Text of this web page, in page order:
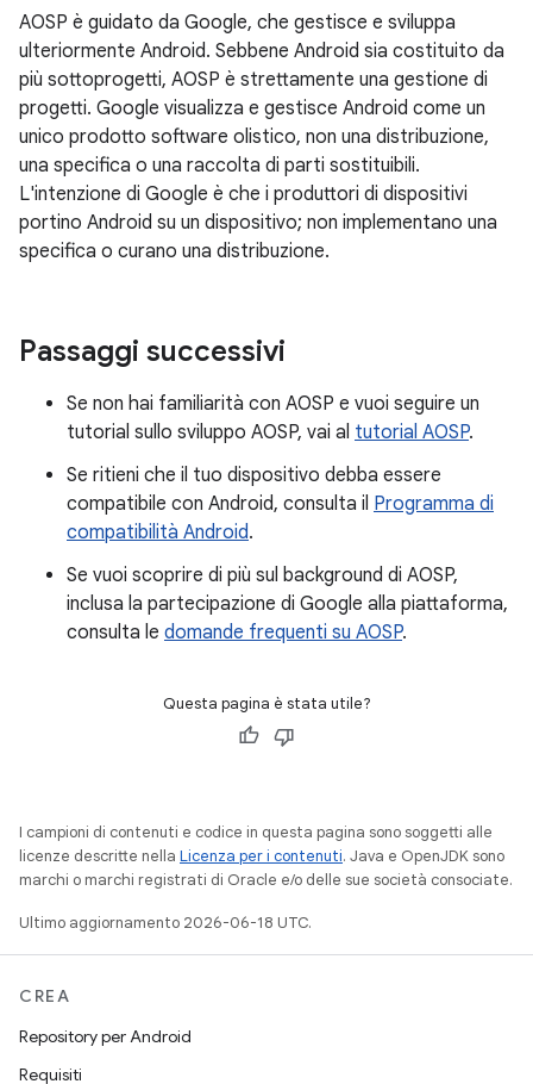
AOSP è guidato da Google, che gestisce e sviluppa
ulteriormente Android. Sebbene Android sia costituito da
più sottoprogetti, AOSP è strettamente una gestione di
progetti. Google visualizza e gestisce Android come un
unico prodotto software olistico, non una distribuzione,
una specifica o una raccolta di parti sostituibili.
L'intenzione di Google è che i produttori di dispositivi
portino Android su un dispositivo; non implementano una
specifica o curano una distribuzione.
Passaggi successivi
Se non hai familiarità con AOSP e vuoi seguire un
tutorial sullo sviluppo AOSP, vai al tutorial AOSP.
Se ritieni che il tuo dispositivo debba essere
compatibile con Android, consulta il Programma di
compatibilità Android.
Se vuoi scoprire di più sul background di AOSP,
inclusa la partecipazione di Google alla piattaforma,
consulta le domande frequenti su AOSP.
Questa pagina è stata utile?
I campioni di contenuti e codice in questa pagina sono soggetti alle
licenze descritte nella Licenza per i contenuti. Java e OpenJDK sono
marchi o marchi registrati di Oracle e/o delle sue società consociate.
Ultimo aggiornamento 2026-06-18 UTC.
CREA
Repository per Android
Requisiti